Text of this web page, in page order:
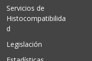
Servicios de
Histocompatibilida
d
Legislación